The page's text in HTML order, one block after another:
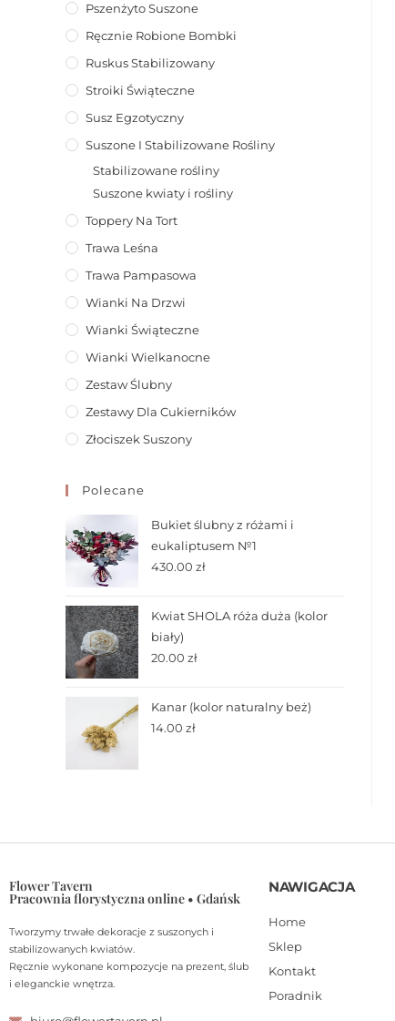
Pszenżyto Suszone
Ręcznie Robione Bombki
Ruskus Stabilizowany
Stroiki Świąteczne
Susz Egzotyczny
Suszone I Stabilizowane Rośliny
Stabilizowane rośliny
Suszone kwiaty i rośliny
Toppery Na Tort
Trawa Leśna
Trawa Pampasowa
Wianki Na Drzwi
Wianki Świąteczne
Wianki Wielkanocne
Zestaw Ślubny
Zestawy Dla Cukierników
Złociszek Suszony
Polecane
Bukiet ślubny z różami i
eukaliptusem №1
430.00 zł
Kwiat SHOLA róża duża (kolor
biały)
20.00 zł
Kanar (kolor naturalny beż)
14.00 zł
Flower Tavern
Pracownia florystyczna online • Gdańsk
Tworzymy trwałe dekoracje z suszonych i
stabilizowanych kwiatów.
Ręcznie wykonane kompozycje na prezent, ślub
i eleganckie wnętrza.
NAWIGACJA
Home
Sklep
Kontakt
Poradnik